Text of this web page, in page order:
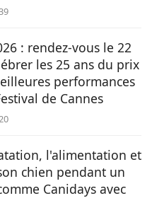
: rendez-vous le 22
les 25 ans du prix
performances
de Cannes
l'alimentation et
chien pendant un
Canidays avec